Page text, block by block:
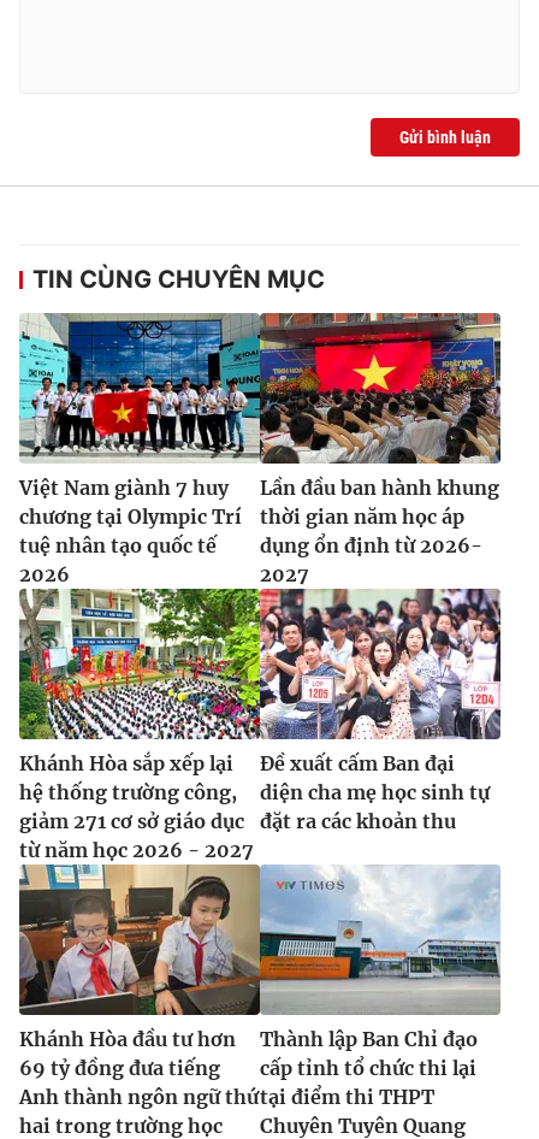
® Cấm sao chép dưới mọi hình thức nếu không có sự chấp
thuận bằng văn bản. Ghi rõ nguồn VTV.vn khi phát hành lại
thông tin từ website này.
Gửi bình luận
TIN CÙNG CHUYÊN MỤC
Việt Nam giành 7 huy
chương tại Olympic Trí
tuệ nhân tạo quốc tế
2026
Lần đầu ban hành khung
thời gian năm học áp
dụng ổn định từ 2026-
2027
Khánh Hòa sắp xếp lại
hệ thống trường công,
giảm 271 cơ sở giáo dục
từ năm học 2026 - 2027
Đề xuất cấm Ban đại
diện cha mẹ học sinh tự
đặt ra các khoản thu
Khánh Hòa đầu tư hơn
69 tỷ đồng đưa tiếng
Anh thành ngôn ngữ thứ
hai trong trường học
Thành lập Ban Chỉ đạo
cấp tỉnh tổ chức thi lại
tại điểm thi THPT
Chuyên Tuyên Quang